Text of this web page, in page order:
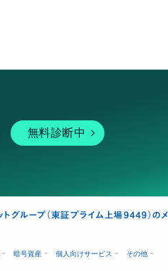
無料診断中
暗号資産 個人向けサービス その他